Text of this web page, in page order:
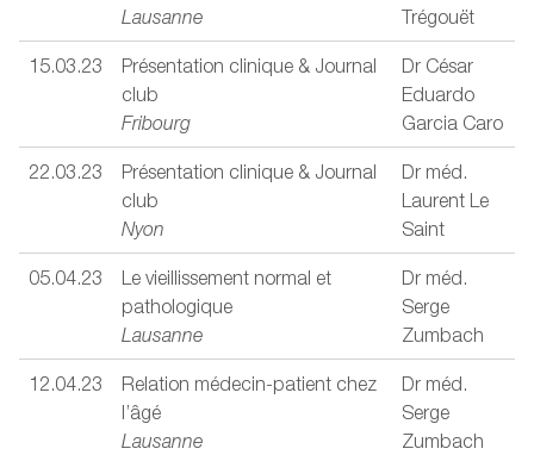
Lausanne
Trégouët
15.03.23
Présentation clinique & Journal
club
Fribourg
Dr César
Eduardo
Garcia Caro
22.03.23
Présentation clinique & Journal
club
Nyon
Dr méd.
Laurent Le
Saint
05.04.23
Le vieillissement normal et
pathologique
Lausanne
Dr méd.
Serge
Zumbach
12.04.23
Relation médecin-patient chez
l’âgé
Lausanne
Dr méd.
Serge
Zumbach